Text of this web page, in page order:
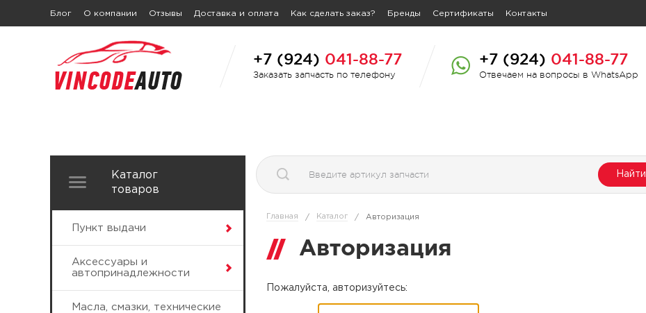
Блог О компании Отзывы Доставка и оплата Как сделать заказ? Бренды Сертификаты Контакты
+7 (924) 041-88-77
Заказать запчасть по телефону
+7 (924) 041-88-77
Отвечаем на вопросы в WhatsApp
Каталог
товаров
Пункт выдачи
Аксессуары и
автопринадлежности
Масла, смазки, технические
Найти
Главная / Каталог / Авторизация
Авторизация
Пожалуйста, авторизуйтесь: